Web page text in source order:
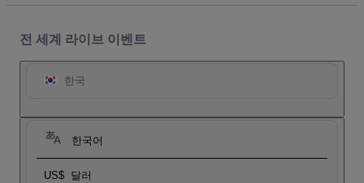
전 세계 라이브 이벤트
한국
한국어
US$ 달러